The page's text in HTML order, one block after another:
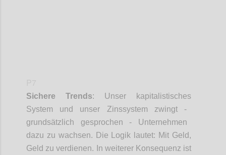
Sichere Trends: Unser kapitalistisches
System und unser Zinssystem zwingt-
grundsätzlich gesprochen - Unternehmen
dazu zu wachsen. Die Logik lautet: Mit Geld,
Geld zu verdienen. In weiterer Konsequenz ist